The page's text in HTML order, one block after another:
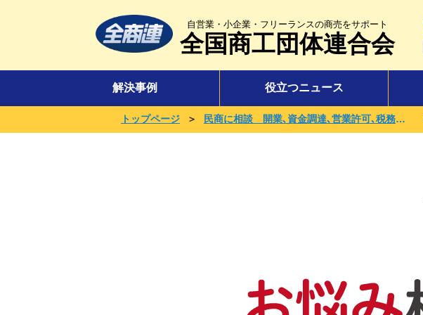
自営業・小企業・フリーランスの商売をサポート
全国商工団体連合会
解決事例 役立つニュース
トップページ ＞ 民商に相談 開業､資金調達､営業許可､税務手続き､起業は民商へ！